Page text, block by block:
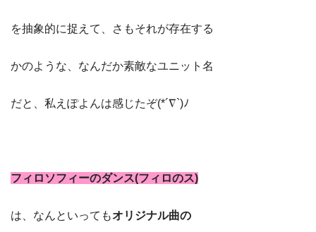
を抽象的に捉えて、さもそれが存在する
かのような、なんだか素敵なユニット名
だと、私えぽよんは感じたぞ(*´∇`)ﾉ
フィロソフィーのダンス(フィロのス)
は、なんといってもオリジナル曲の